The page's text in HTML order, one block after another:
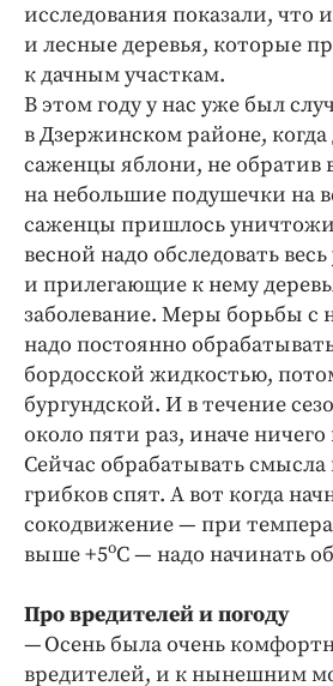
исследования показали, что
и лесные деревья, которые
к дачным участкам.
В этом году у нас уже был
в Дзержинском районе,
саженцы яблони, не обратив
на небольшие подушечки на
саженцы пришлось
весной надо обследовать весь
и прилегающие к нему
заболевание. Меры борьбы
надо постоянно
бордосской жидкостью,
бургундской. И в течение
около пяти раз, иначе
Сейчас обрабатывать
грибков спят. А вот когда
сокодвижение — при
выше +5оС — надо начинать
Про вредителей и погоду
— Осень была очень
вредителей, и к нынешним